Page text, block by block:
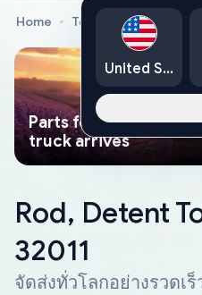
Home Toyota Genuine Parts
Parts found faster
truck arrives
Rod, Detent
32011
จัดส่งทั่วโลกอย่างรวดเ
United States